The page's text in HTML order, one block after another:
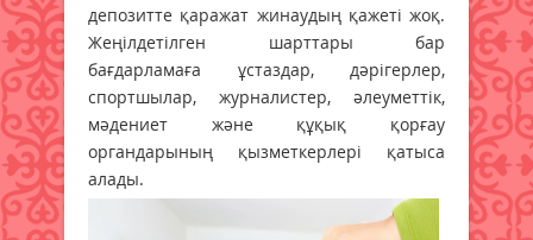
депозитте қаражат жинаудың қажеті жоқ.
Жеңілдетілген шарттары бар
бағдарламаға ұстаздар, дәрігерлер,
спортшылар, журналистер, әлеуметтік,
мәдениет және құқық қорғау
органдарының қызметкерлері қатыса
алады.